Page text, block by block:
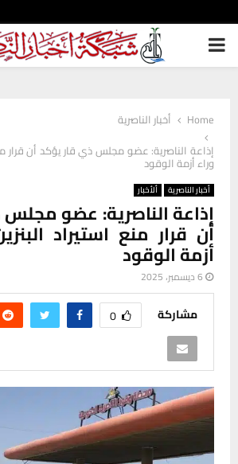
PRIMARY
Home
أخبار الناصرية
إذاعة الناصرية: عضو مجلس ذي قار يؤكد أن قرار
وراء أزمة الوقود
أخبار الناصرية ألأخبار
إذاعة الناصرية: عضو
أن قرار منع استيراد
أزمة الوقود
6 ديسمبر، 2025
مشاركة 0